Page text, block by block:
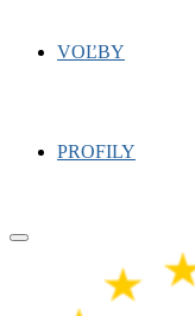
VOĽBY
PROFILY
Primary